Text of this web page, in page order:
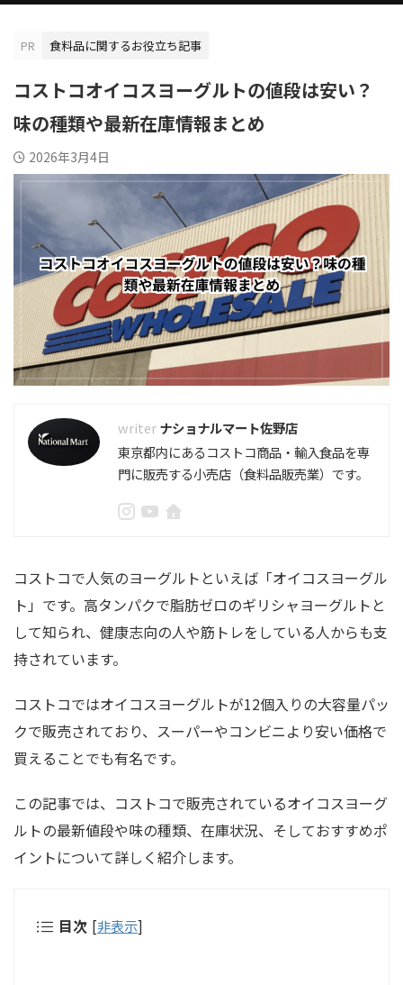
PR 食料品に関するお役立ち記事
コストコオイコスヨーグルトの値段は安い？
味の種類や最新在庫情報まとめ
2026年3月4日
ナショナルマート佐野店
東京都内にあるコストコ商品・輸入食品を専
門に販売する小売店（食料品販売業）です。
コストコで人気のヨーグルトといえば「オイコスヨーグル
ト」です。高タンパクで脂肪ゼロのギリシャヨーグルトと
して知られ、健康志向の人や筋トレをしている人からも支
持されています。
コストコではオイコスヨーグルトが12個入りの大容量パッ
クで販売されており、スーパーやコンビニより安い価格で
買えることでも有名です。
この記事では、コストコで販売されているオイコスヨーグ
ルトの最新値段や味の種類、在庫状況、そしておすすめポ
イントについて詳しく紹介します。
目次 [非表示]